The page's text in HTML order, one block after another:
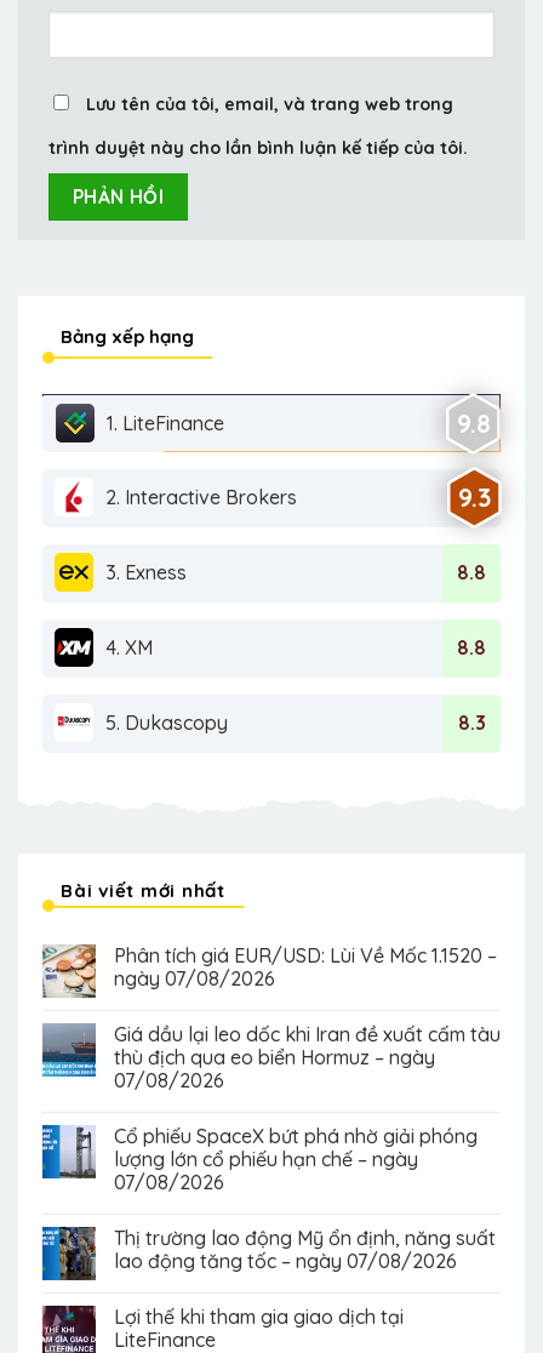
Lưu tên của tôi, email, và trang web trong
trình duyệt này cho lần bình luận kế tiếp của tôi.
Bảng xếp hạng
1. LiteFinance 9.8
2. Interactive Brokers 9.3
3. Exness 8.8
4. XM 8.8
5. Dukascopy 8.3
Bài viết mới nhất
Phân tích giá EUR/USD: Lùi Về Mốc 1.1520 –
ngày 07/08/2026
Giá dầu lại leo dốc khi Iran đề xuất cấm tàu
thù địch qua eo biển Hormuz – ngày
07/08/2026
Cổ phiếu SpaceX bứt phá nhờ giải phóng
lượng lớn cổ phiếu hạn chế – ngày
07/08/2026
Thị trường lao động Mỹ ổn định, năng suất
lao động tăng tốc – ngày 07/08/2026
Lợi thế khi tham gia giao dịch tại
LiteFinance